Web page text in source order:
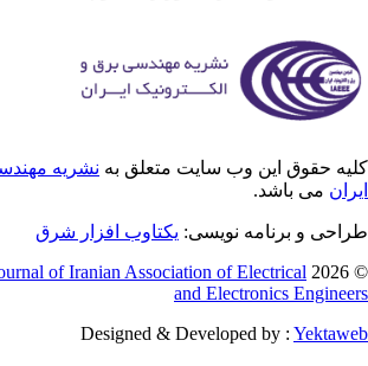
حقوق این وب سایت متعلق بهنشریه
می باشد.
و برنامه نویسی: یکتاوب افزار شرق
©
Journal of Iranian Association of Electrical
and Electronics
Designed & Developed by :